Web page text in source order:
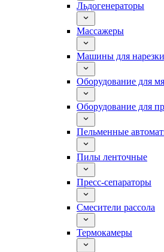
Льдогенераторы
Массажеры
Машины для
Оборудование для
Оборудование для
Пельменные
Пилы ленточные
Пресс-сепараторы
Смесители рассола
Термокамеры